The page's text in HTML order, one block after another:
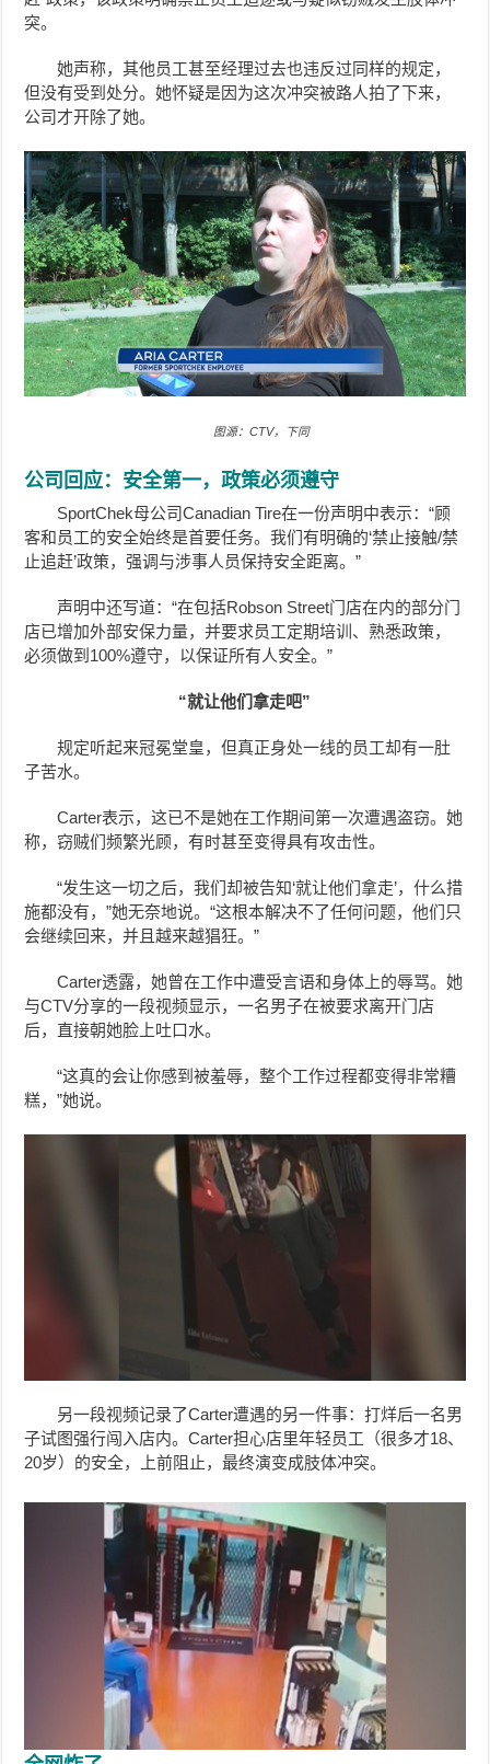
突。
她声称，其他员工甚至经理过去也违反过同样的规定，
但没有受到处分。她怀疑是因为这次冲突被路人拍了下来，
公司才开除了她。
图源：CTV，下同
公司回应：安全第一，政策必须遵守
SportChek母公司Canadian Tire在一份声明中表示：“顾
客和员工的安全始终是首要任务。我们有明确的‘禁止接触/禁
止追赶’政策，强调与涉事人员保持安全距离。”
声明中还写道：“在包括Robson Street门店在内的部分门
店已增加外部安保力量，并要求员工定期培训、熟悉政策，
必须做到100%遵守，以保证所有人安全。”
“就让他们拿走吧”
规定听起来冠冕堂皇，但真正身处一线的员工却有一肚
子苦水。
Carter表示，这已不是她在工作期间第一次遭遇盗窃。她
称，窃贼们频繁光顾，有时甚至变得具有攻击性。
“发生这一切之后，我们却被告知‘就让他们拿走’，什么措
施都没有，”她无奈地说。“这根本解决不了任何问题，他们只
会继续回来，并且越来越猖狂。”
Carter透露，她曾在工作中遭受言语和身体上的辱骂。她
与CTV分享的一段视频显示，一名男子在被要求离开门店
后，直接朝她脸上吐口水。
“这真的会让你感到被羞辱，整个工作过程都变得非常糟
糕，”她说。
另一段视频记录了Carter遭遇的另一件事：打烊后一名男
子试图强行闯入店内。Carter担心店里年轻员工（很多才18、
20岁）的安全，上前阻止，最终演变成肢体冲突。